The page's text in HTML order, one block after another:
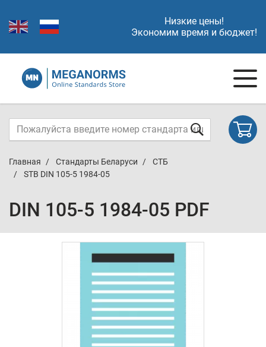
Низкие цены!
Экономим время и бюджет!
Главная Стандарты Беларуси
СТБ
STB DIN 105-5 1984-05
DIN 105-5 1984-05 PDF